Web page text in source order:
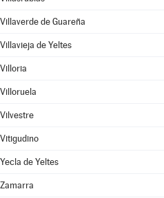
Villaverde de Guareña
Villavieja de Yeltes
Villoria
Villoruela
Vilvestre
Vitigudino
Yecla de Yeltes
Zamarra